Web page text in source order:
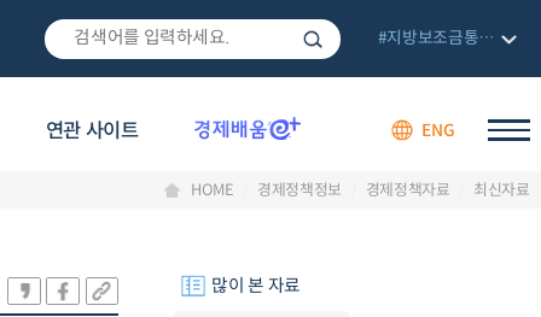
연관 사이트 ENG
#지방보조금통합관리망
HOME 경제정책정보 경제정책자료 최신자료
많이 본 자료